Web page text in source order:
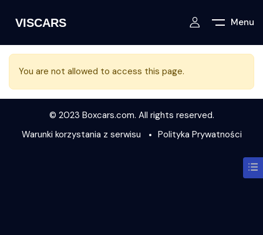
Menu
You are not allowed to access this page.
© 2023 Boxcars.com. All rights reserved.
Warunki korzystania z serwisu
Polityka Prywatności